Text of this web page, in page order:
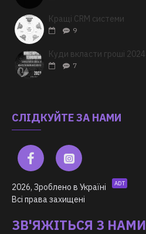
Кращі CRM системи
9
Куди вкласти гроші 2024
7
СЛІДКУЙТЕ ЗА НАМИ
2026, Зроблено в Україні ADT
Всі права захищені
ЗВ'ЯЖІТЬСЯ З НАМИ